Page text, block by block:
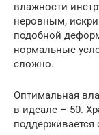
влажности
неровным,
подобной
нормальные
сложно.
Оптимальная
в идеале – 50.